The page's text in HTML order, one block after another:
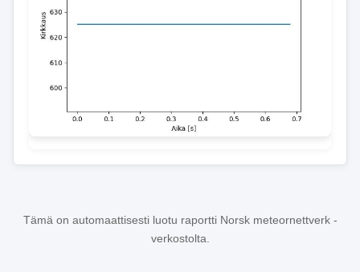
Tämä on automaattisesti luotu raportti Norsk meteornettverk -
verkostolta.